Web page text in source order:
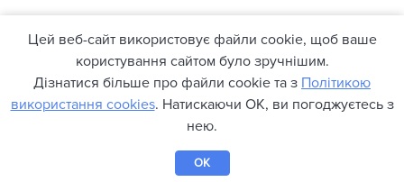
Цей веб-сайт використовує файли cookie, щоб ваше
користування сайтом було зручнішим.
Дізнатися більше про файли cookie та з Політикою
використання cookies. Натискаючи ОК, ви погоджуєтесь з
нею.
OK
офіс 429, вул. Предславинська 37, Київ, 03150, Україна